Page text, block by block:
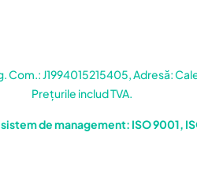
Com.: J1994015215405, Adresă:
Prețurile includ TVA.
de management: ISO 9001,